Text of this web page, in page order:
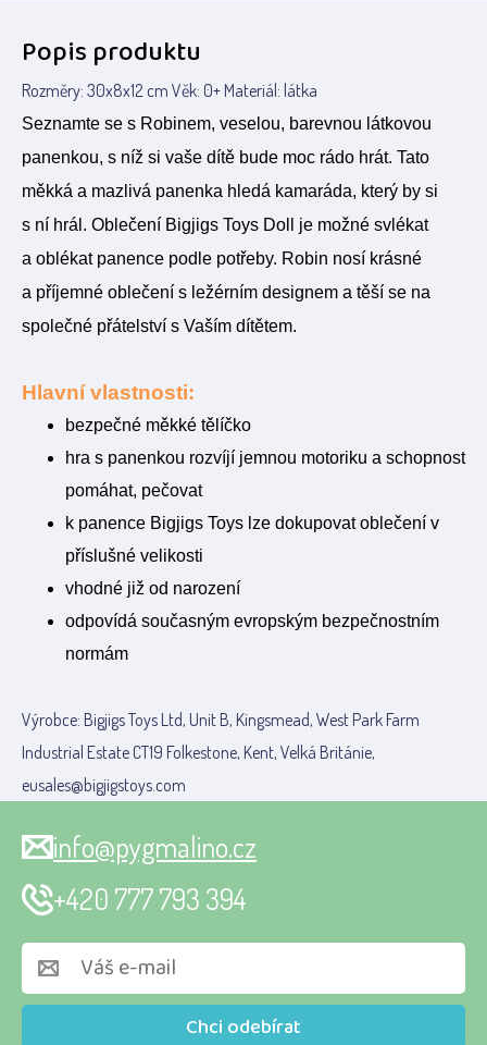
Popis produktu
Rozměry: 30x8x12 cm Věk: 0+ Materiál: látka
Seznamte se s Robinem, veselou, barevnou látkovou
panenkou, s níž si vaše dítě bude moc rádo hrát. Tato
měkká a mazlivá panenka hledá kamaráda, který by si
s ní hrál. Oblečení Bigjigs Toys Doll je možné svlékat
a oblékat panence podle potřeby. Robin nosí krásné
a příjemné oblečení s ležérním designem a těší se na
společné přátelství s Vaším dítětem.
Hlavní vlastnosti:
bezpečné měkké tělíčko
hra s panenkou rozvíjí jemnou motoriku a schopnost
pomáhat, pečovat
k panence Bigjigs Toys lze dokupovat oblečení v
příslušné velikosti
vhodné již od narození
odpovídá současným evropským bezpečnostním
normám
Výrobce: Bigjigs Toys Ltd, Unit B, Kingsmead, West Park Farm
Industrial Estate CT19 Folkestone, Kent, Velká Británie,
eusales@bigjigstoys.com
Chci odebírat
info@pygmalino.cz
+420 777 793 394